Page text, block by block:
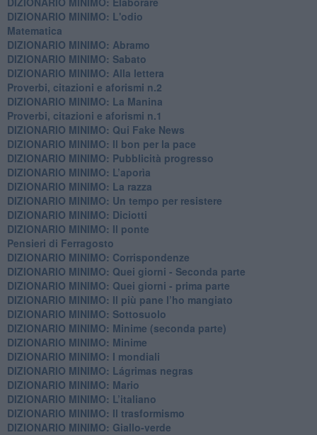
DIZIONARIO MINIMO: L'odio
​Matematica
DIZIONARIO MINIMO: Abramo
DIZIONARIO MINIMO: Sabato
​DIZIONARIO MINIMO: Alla lettera
Proverbi, citazioni e aforismi n.2
DIZIONARIO MINIMO: La Manina
​Proverbi, citazioni e aforismi n.1
DIZIONARIO MINIMO: Qui Fake News
DIZIONARIO MINIMO: ​Il bon per la pace
DIZIONARIO MINIMO: Pubblicità progresso
DIZIONARIO MINIMO: L’aporìa
DIZIONARIO MINIMO: La razza
DIZIONARIO MINIMO: Un tempo per resistere
DIZIONARIO MINIMO: Diciotti
DIZIONARIO MINIMO: Il ponte
Pensieri di Ferragosto
DIZIONARIO MINIMO: Corrispondenze
DIZIONARIO MINIMO: Quei giorni - Seconda parte
DIZIONARIO MINIMO: Quei giorni - prima parte
DIZIONARIO MINIMO: Il più pane l’ho mangiato
DIZIONARIO MINIMO: Sottosuolo
DIZIONARIO MINIMO: Minime (seconda parte)
DIZIONARIO MINIMO: Minime
DIZIONARIO MINIMO: ​I mondiali
DIZIONARIO MINIMO: ​Lágrimas negras
DIZIONARIO MINIMO: Mario
DIZIONARIO MINIMO: L’italiano
DIZIONARIO MINIMO: Il trasformismo
DIZIONARIO MINIMO: Giallo-verde